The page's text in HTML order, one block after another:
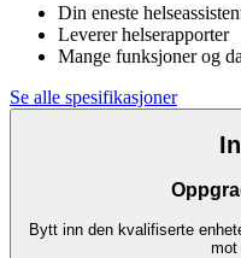
Din eneste
Leverer helserapporter
Mange funksjoner og
Se alle spesifikasjoner
Bytt inn den kvalifiserte
mot